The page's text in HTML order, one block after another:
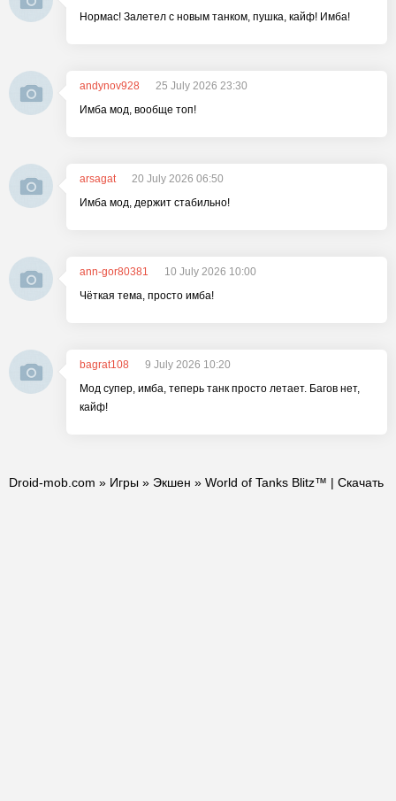
Нормас! Залетел с новым танком, пушка, кайф! Имба!
andynov928
25 July 2026 23:30
Имба мод, вообще топ!
arsagat
20 July 2026 06:50
Имба мод, держит стабильно!
ann-gor80381
10 July 2026 10:00
Чёткая тема, просто имба!
bagrat108
9 July 2026 10:20
Мод супер, имба, теперь танк просто летает. Багов нет,
кайф!
Droid-mob.com » Игры » Экшен » World of Tanks Blitz™ | Скачать